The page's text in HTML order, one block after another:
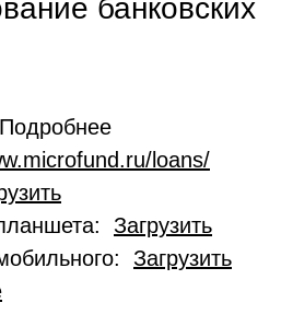
банковских
loans/
Загрузить
Загрузить